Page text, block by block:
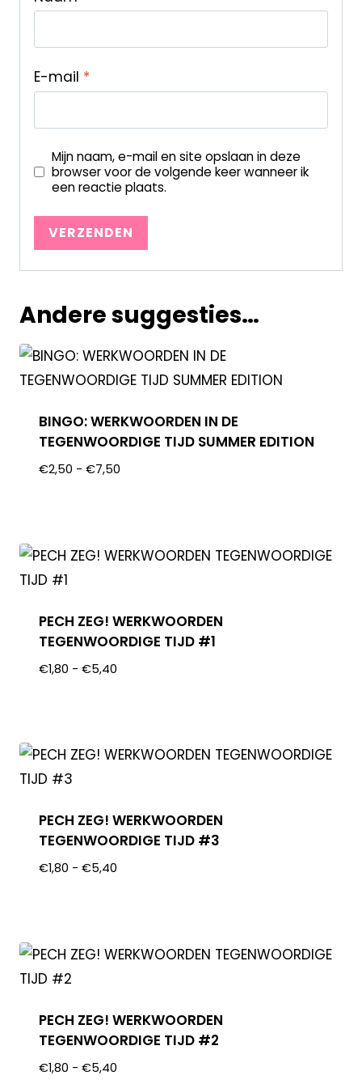
E-mail *
Mijn naam, e-mail en site opslaan in deze
browser voor de volgende keer wanneer ik
een reactie plaats.
Andere suggesties…
BINGO: WERKWOORDEN IN DE
TEGENWOORDIGE TIJD SUMMER EDITION
€2,50 - €7,50
PECH ZEG! WERKWOORDEN
TEGENWOORDIGE TIJD #1
€1,80 - €5,40
PECH ZEG! WERKWOORDEN
TEGENWOORDIGE TIJD #3
€1,80 - €5,40
PECH ZEG! WERKWOORDEN
TEGENWOORDIGE TIJD #2
€1,80 - €5,40